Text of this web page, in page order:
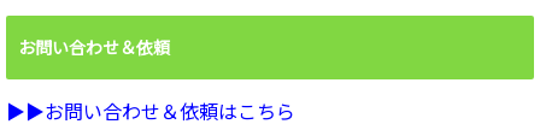
お問い合わせ＆依頼
▶︎▶︎お問い合わせ＆依頼はこちら